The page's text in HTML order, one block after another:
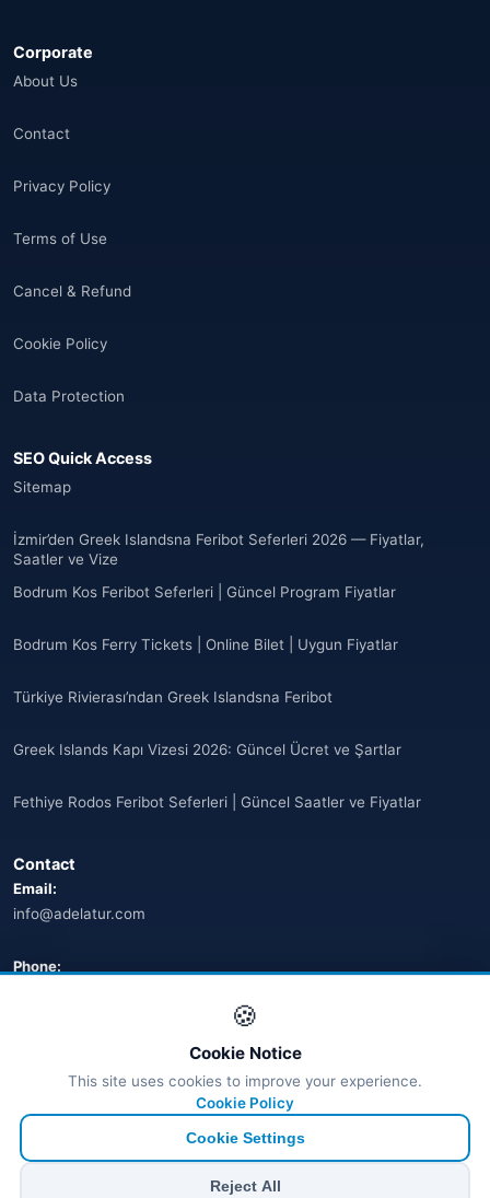
Corporate
About Us
Contact
Privacy Policy
Terms of Use
Cancel & Refund
Cookie Policy
Data Protection
SEO Quick Access
Sitemap
İzmir’den Greek Islandsna Feribot Seferleri 2026 — Fiyatlar,
Saatler ve Vize
Bodrum Kos Feribot Seferleri | Güncel Program Fiyatlar
Bodrum Kos Ferry Tickets | Online Bilet | Uygun Fiyatlar
Türkiye Rivierası’ndan Greek Islandsna Feribot
Greek Islands Kapı Vizesi 2026: Güncel Ücret ve Şartlar
Fethiye Rodos Feribot Seferleri | Güncel Saatler ve Fiyatlar
Contact
Email:
info@adelatur.com
Phone:
€ EUR $ USD
🍪
Cookie Notice
This site uses cookies to improve your experience.
Cookie Policy
Cookie Settings
Reject All